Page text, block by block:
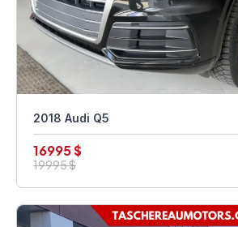
2018 Audi Q5
16995 $
19995 $